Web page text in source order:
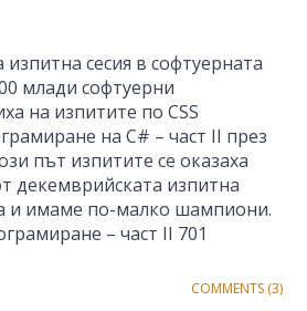
сесия в софтуерната
млади софтуерни
на изпитите по CSS
на C# – част II през
път изпитите се оказаха
декемврийската изпитна
и имаме по-малко шампиони.
– част II 701
COMMENTS (3)